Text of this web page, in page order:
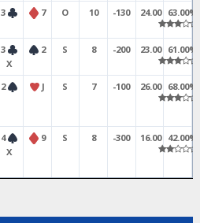
3 7 O 10 -130 24.00 63.00%
3
X
2 S 8 -200 23.00 61.00%
2 J S 7 -100 26.00 68.00%
4
X
9 S 8 -300 16.00 42.00%